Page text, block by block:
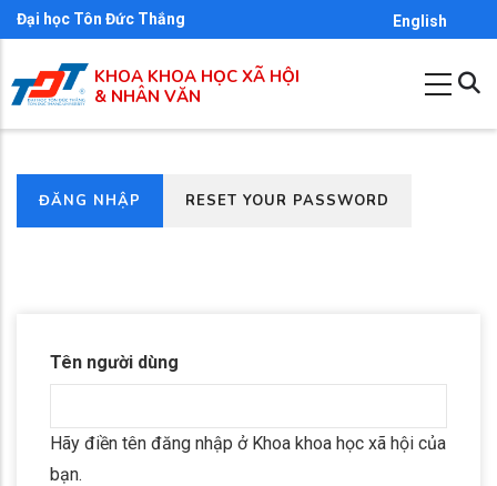
Nhảy
đến
nội
dung
Đại học Tôn Đức Thắng English
KHOA KHOA HỌC XÃ HỘI
& NHÂN VĂN
Primary
ĐĂNG NHẬP RESET YOUR PASSWORD
Tên người dùng
Hãy điền tên đăng nhập ở Khoa khoa học xã hội của
bạn.